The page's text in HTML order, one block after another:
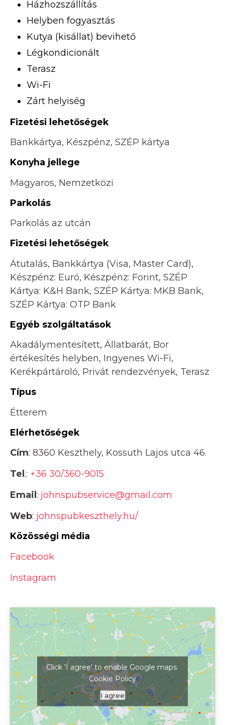
Házhozszállítás
Helyben fogyasztás
Kutya (kisállat) bevihető
Légkondicionált
Terasz
Wi-Fi
Zárt helyiség
Fizetési lehetőségek
Bankkártya, Készpénz, SZÉP kártya
Konyha jellege
Magyaros, Nemzetközi
Parkolás
Parkolás az utcán
Fizetési lehetőségek
Átutalás, Bankkártya (Visa, Master Card),
Készpénz: Euró, Készpénz: Forint, SZÉP
Kártya: K&H Bank, SZÉP Kártya: MKB Bank,
SZÉP Kártya: OTP Bank
Egyéb szolgáltatások
Akadálymentesített, Állatbarát, Bor
értékesítés helyben, Ingyenes Wi-Fi,
Kerékpártároló, Privát rendezvények, Terasz
Típus
Étterem
Elérhetőségek
Cím: 8360 Keszthely, Kossuth Lajos utca 46.
Tel.: +36 30/360-9015
Email: johnspubservice@gmail.com
Web: johnspubkeszthely.hu/
Közösségi média
Facebook
Instagram
Kattints ide a térkép megjelenítéséhez
Click 'I agree' to enable Google maps
Cookie Policy
I agree